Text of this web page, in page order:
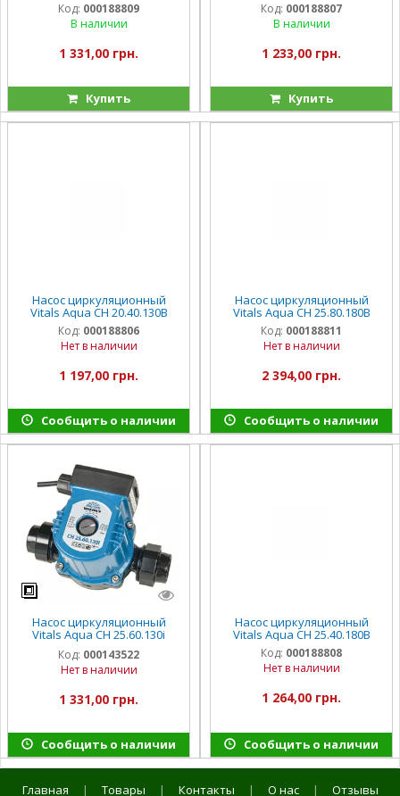
Код: 000188809
В наличии
1 331,00 грн.
Купить
Код: 000188807
В наличии
1 233,00 грн.
Купить
Насос циркуляционный
Vitals Aqua CH 20.40.130B
Код: 000188806
Нет в наличии
1 197,00 грн.
Сообщить о наличии
Насос циркуляционный
Vitals Aqua CH 25.80.180B
Код: 000188811
Нет в наличии
2 394,00 грн.
Сообщить о наличии
Насос циркуляционный
Vitals Aqua CH 25.60.130i
(2020)
Код: 000143522
Нет в наличии
1 331,00 грн.
Сообщить о наличии
Насос циркуляционный
Vitals Aqua CH 25.40.180B
Код: 000188808
Нет в наличии
1 264,00 грн.
Сообщить о наличии
Главная | Товары | Контакты | О нас | Отзывы